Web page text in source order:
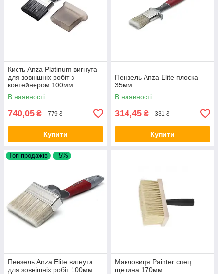
Кисть Anza Platinum вигнута
для зовнішніх робіт з
контейнером 100мм
В наявності
740,05 ₴ 779 ₴
Купити
Пензель Anza Elite плоска
35мм
В наявності
314,45 ₴ 331 ₴
Купити
Топ продажів –5%
Пензель Anza Elite вигнута
для зовнішніх робіт 100мм
Макловиця Painter спец
щетина 170мм